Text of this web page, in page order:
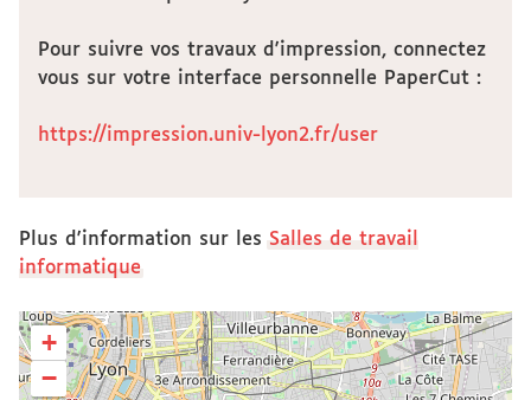
Pour suivre vos travaux d'impression, connectez
vous sur votre interface personnelle PaperCut :
https://impression.univ-lyon2.fr/user
Plus d'information sur les Salles de travail
informatique
+
−